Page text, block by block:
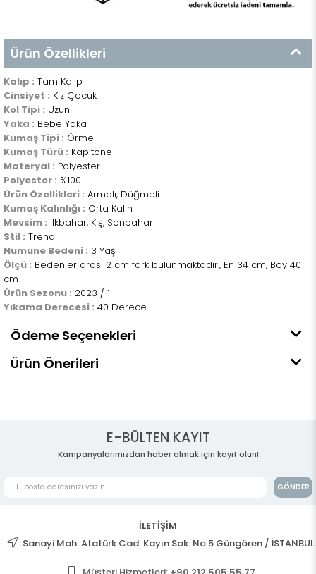
Ürün Özellikleri
Kalıp : Tam Kalıp
Cinsiyet : Kız Çocuk
Kol Tipi : Uzun
Yaka : Bebe Yaka
Kumaş Tipi : Örme
Kumaş Türü : Kapitone
Materyal : Polyester
Polyester : %100
Ürün Özellikleri : Armalı, Düğmeli
Kumaş Kalınlığı : Orta Kalın
Mevsim : İlkbahar, Kış, Sonbahar
Stil : Trend
Numune Bedeni : 3 Yaş
Ölçü : Bedenler arası 2 cm fark bulunmaktadır., En 34 cm, Boy 40
cm
Ürün Sezonu : 2023 / 1
Yıkama Derecesi : 40 Derece
Ödeme Seçenekleri
Ürün Önerileri
E-BÜLTEN KAYIT
Kampanyalarımızdan haber almak için kayıt olun!
GÖNDER
İLETİŞİM
Sanayi Mah. Atatürk Cad. Kayın Sok. No:5 Güngören / İSTANBUL